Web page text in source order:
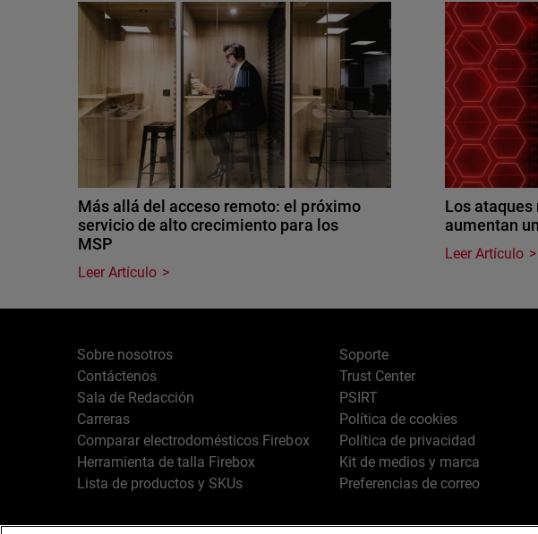
Más allá del acceso remoto: el próximo
servicio de alto crecimiento para los
MSP
Leer Artículo
Los ataques
aumentan
Leer Artículo
Sobre nosotros
Contáctenos
Sala de Redacción
Carreras
Comparar electrodomésticos Firebox
Herramienta de talla Firebox
Lista de productos y SKUs
Soporte
Trust Center
PSIRT
Política de cookies
Política de privacidad
Kit de medios y marca
Preferencias de correo